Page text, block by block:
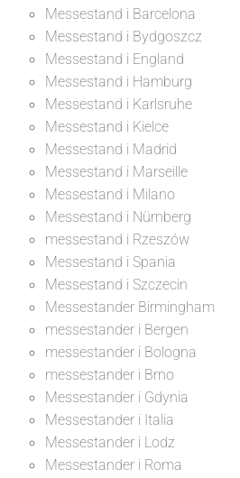
Messestand i Barcelona
Messestand i Bydgoszcz
Messestand i England
Messestand i Hamburg
Messestand i Karlsruhe
Messestand i Kielce
Messestand i Madrid
Messestand i Marseille
Messestand i Milano
Messestand i Nürnberg
messestand i Rzeszów
Messestand i Spania
Messestand i Szczecin
Messestander Birmingham
messestander i Bergen
messestander i Bologna
messestander i Brno
Messestander i Gdynia
Messestander i Italia
Messestander i Lodz
Messestander i Roma